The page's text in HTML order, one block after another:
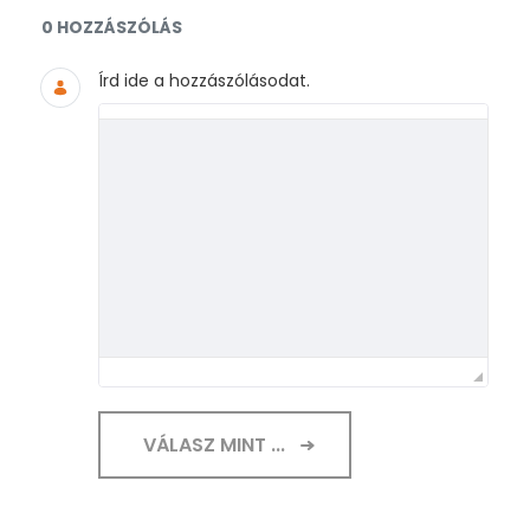
Dokumentumok és médiafájlok
0 HOZZÁSZÓLÁS
Írd ide a hozzászólásodat.
VÁLASZ MINT ...